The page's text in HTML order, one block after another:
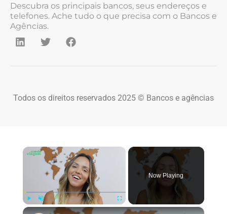
Descubra os principais bancos, seus endereços e
telefones. Ache tudo o que precisa com o Bancos e
Agências.
Todos os direitos reservados 2025 © Bancos e agências
×
Fullscreen
Now Playing
×